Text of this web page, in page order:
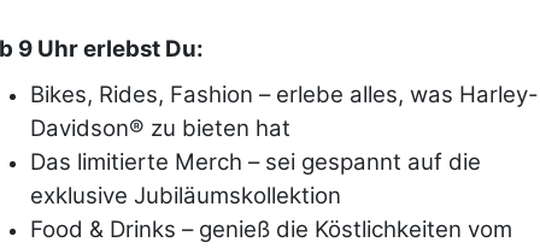
9 Uhr erlebst Du:
Bikes, Rides, Fashion – erlebe alles, was Harley-
Davidson® zu bieten hat
Das limitierte Merch – sei gespannt auf die
exklusive Jubiläumskollektion
Food & Drinks – genieß die Köstlichkeiten vom